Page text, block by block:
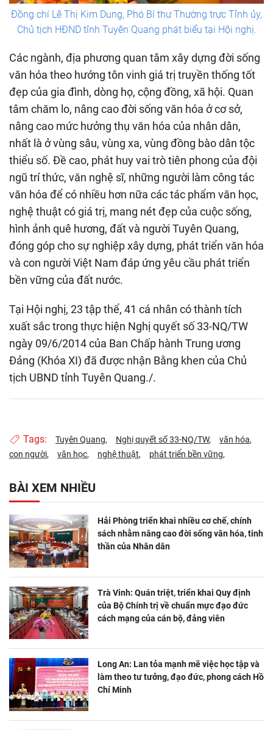
Đồng chí Lê Thị Kim Dung, Phó Bí thư Thường trực Tỉnh ủy,
Chủ tịch HĐND tỉnh Tuyên Quang phát biểu tại Hội nghị.
Các ngành, địa phương quan tâm xây dựng đời sống
văn hóa theo hướng tôn vinh giá trị truyền thống tốt
đẹp của gia đình, dòng họ, cộng đồng, xã hội. Quan
tâm chăm lo, nâng cao đời sống văn hóa ở cơ sở,
nâng cao mức hưởng thụ văn hóa của nhân dân,
nhất là ở vùng sâu, vùng xa, vùng đồng bào dân tộc
thiểu số. Đề cao, phát huy vai trò tiên phong của đội
ngũ trí thức, văn nghệ sĩ, những người làm công tác
văn hóa để có nhiều hơn nữa các tác phẩm văn học,
nghệ thuật có giá trị, mang nét đẹp của cuộc sống,
hình ảnh quê hương, đất và người Tuyên Quang,
đóng góp cho sự nghiệp xây dựng, phát triển văn hóa
và con người Việt Nam đáp ứng yêu cầu phát triển
bền vững của đất nước.
Tại Hội nghị, 23 tập thể, 41 cá nhân có thành tích
xuất sắc trong thực hiện Nghị quyết số 33-NQ/TW
ngày 09/6/2014 của Ban Chấp hành Trung ương
Đảng (Khóa XI) đã được nhận Bằng khen của Chủ
tịch UBND tỉnh Tuyên Quang./.
Tags: Tuyên Quang Nghị quyết số 33-NQ/TW
văn hóa
con người
văn học nghệ thuật phát triển bền vững
BÀI XEM NHIỀU
Hải Phòng triển khai nhiều cơ chế, chính
sách nhằm nâng cao đời sống văn hóa, tinh
thần của Nhân dân
Trà Vinh: Quán triệt, triển khai Quy định
của Bộ Chính trị về chuẩn mực đạo đức
cách mạng của cán bộ, đảng viên
Long An: Lan tỏa mạnh mẽ việc học tập và
làm theo tư tưởng, đạo đức, phong cách Hồ
Chí Minh